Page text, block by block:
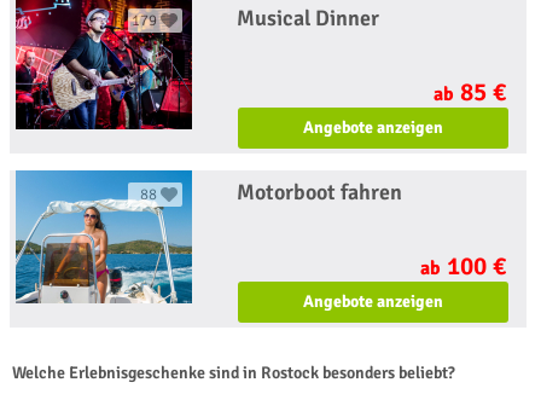
179 Musical Dinner
ab 85 €
Angebote anzeigen
88 Motorboot fahren
ab 100 €
Angebote anzeigen
Welche Erlebnisgeschenke sind in Rostock besonders beliebt?